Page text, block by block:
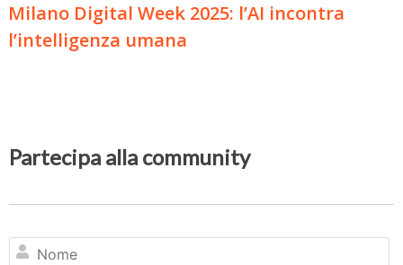
Milano Digital Week 2025: l’AI incontra
l’intelligenza umana
Partecipa alla community